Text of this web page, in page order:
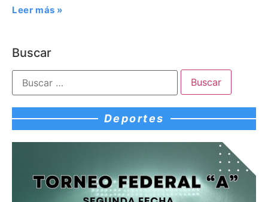
Leer más »
Buscar
Deportes